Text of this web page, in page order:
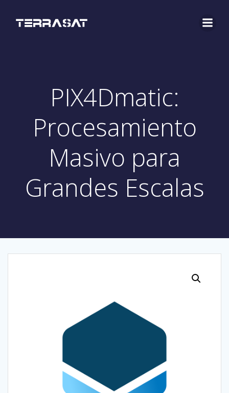
contenido
PIX4Dmatic:
Procesamiento
Masivo para
Grandes Escalas